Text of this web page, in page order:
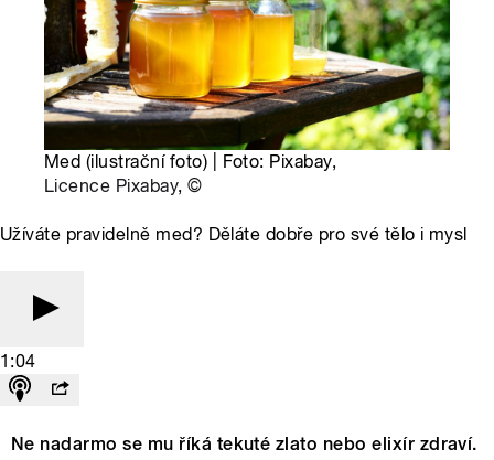
Med (ilustrační foto) | Foto: Pixabay,
Licence Pixabay,©
Užíváte pravidelně med? Děláte dobře pro své tělo i mysl
1:04
Ne nadarmo se mu říká tekuté zlato nebo elixír zdraví.